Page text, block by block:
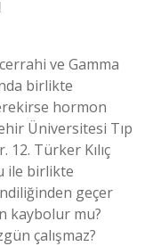
ve Gamma
birlikte
hormon
Üniversitesi Tıp
12. Türker Kılıç
ile birlikte
geçer
kaybolur mu?
çalışmaz?